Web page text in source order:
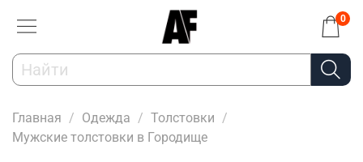
0
Главная Одежда
Толстовки
Мужские толстовки в Городище